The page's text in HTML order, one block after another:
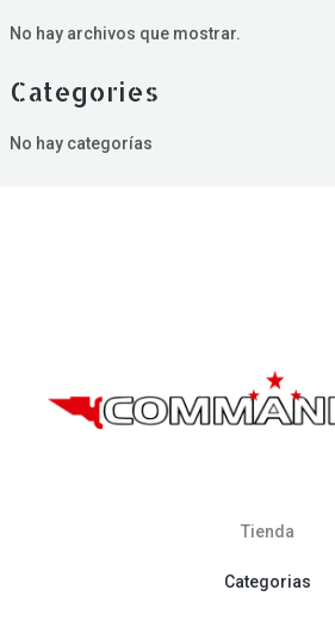
No hay archivos que mostrar.
Categories
No hay categorías
Tienda
Categorias